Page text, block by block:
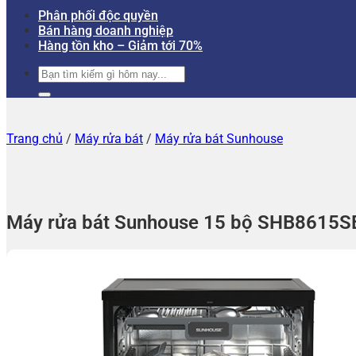
Phân phối độc quyền
Bán hàng doanh nghiệp
Hàng tồn kho – Giảm tới 70%
Tìm
kiếm:
Trang chủ / Máy rửa bát / Máy rửa bát Sunhouse
Máy rửa bát Sunhouse 15 bộ